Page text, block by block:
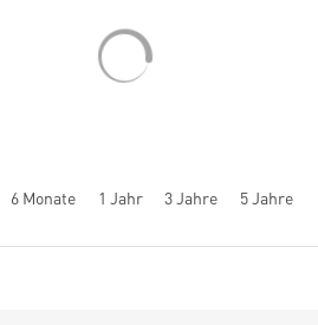
6 Monate 1 Jahr 3 Jahre 5 Jahre